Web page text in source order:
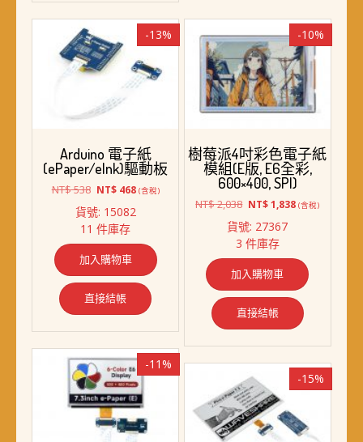
-13%
Arduino 電子紙
(ePaper/eInk)驅動板
NT$538 原
價
格：
NT$ 538。
NT$468目
價
NT$ 468。
(含稅)
貨號: 15082
11 件庫存
加入購物車
直接結帳
-10%
樹莓派4吋彩色電子紙
模組(E版, E6全彩,
600×400, SPI)
NT$2,038 原
價
格：
NT$ 2,038。
NT$1,838目
NT$ 1,838。
(含稅)
貨號: 27367
3 件庫存
加入購物車
直接結帳
-11%
-15%